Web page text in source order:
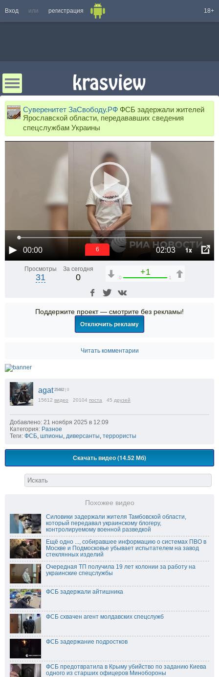
Вход или регистрация 18+
Суверенитет ЗаСвободу.РФ ФСБ задержали жителей
Ярославской области, передававших сведения
спецслужбам Украины
00:00 02:03 1x
5
Просмотры
31
За сегодня
0
+1
0 1
Поддержите проект — смотрите без рекламы!
Отключить рекламу
Читать комментарии
agat 25482 | 0
15612 видео 20104 поста 45 друзей
Добавлено: 21 ноября 2025 в 12:09
Категория: Разное
Теги: ФСБ шпионы диверсанты террористы
Скачать видео (14.52 Мб)
Похожее видео
Силовики задержали жителя Тамбовской области,
который передавал украинскому блогеру,
контролируемому военной разведкой
Ещё одно ..., собиравшее информацию о системах ПВО в
Москве и Подмосковье убывает испытателем на завод
стеклянных изделий
Очередная ТП получила 19 лет колонии за работу на
украинские спецслужбы
ФСБ задержали айтишника
ФСБ схвачен агент молдавских спецслужб
ФСБ задержание подростков
ФСБ предотвратила в Крыму убийство по заданию Киева
одного из старших офицеров Минобороны